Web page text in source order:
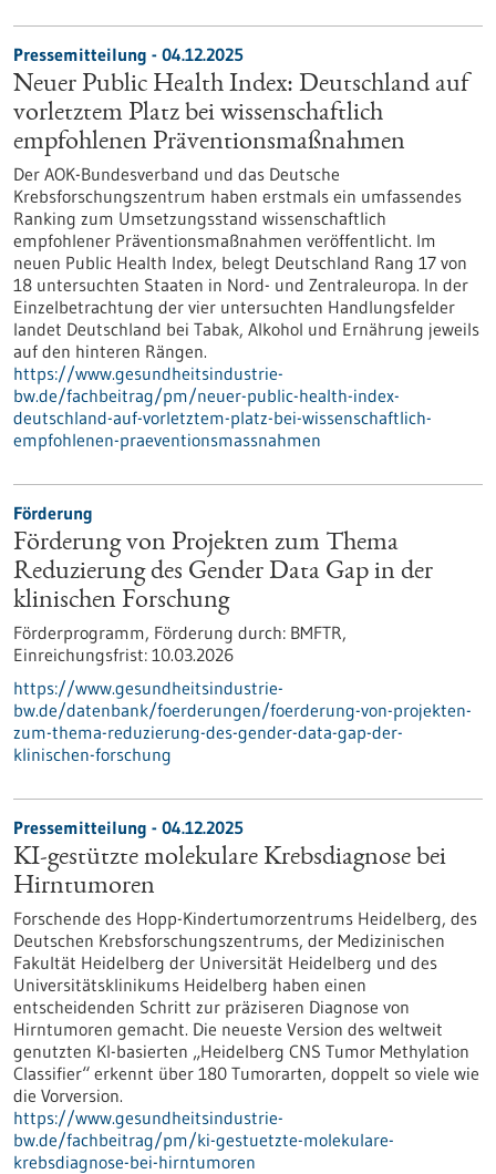
Pressemitteilung - 04.12.2025
Neuer Public Health Index: Deutschland auf
vorletztem Platz bei wissenschaftlich
empfohlenen Präventionsmaßnahmen
Der AOK-Bundesverband und das Deutsche
Krebsforschungszentrum haben erstmals ein umfassendes
Ranking zum Umsetzungsstand wissenschaftlich
empfohlener Präventionsmaßnahmen veröffentlicht. Im
neuen Public Health Index, belegt Deutschland Rang 17 von
18 untersuchten Staaten in Nord- und Zentraleuropa. In der
Einzelbetrachtung der vier untersuchten Handlungsfelder
landet Deutschland bei Tabak, Alkohol und Ernährung jeweils
auf den hinteren Rängen.
https://www.gesundheitsindustrie-
bw.de/fachbeitrag/pm/neuer-public-health-index-
deutschland-auf-vorletztem-platz-bei-wissenschaftlich-
empfohlenen-praeventionsmassnahmen
Förderung
Förderung von Projekten zum Thema
Reduzierung des Gender Data Gap in der
klinischen Forschung
Förderprogramm, Förderung durch: BMFTR,
Einreichungsfrist: 10.03.2026
https://www.gesundheitsindustrie-
bw.de/datenbank/foerderungen/foerderung-von-projekten-
zum-thema-reduzierung-des-gender-data-gap-der-
klinischen-forschung
Pressemitteilung - 04.12.2025
KI-gestützte molekulare Krebsdiagnose bei
Hirntumoren
Forschende des Hopp-Kindertumorzentrums Heidelberg, des
Deutschen Krebsforschungszentrums, der Medizinischen
Fakultät Heidelberg der Universität Heidelberg und des
Universitätsklinikums Heidelberg haben einen
entscheidenden Schritt zur präziseren Diagnose von
Hirntumoren gemacht. Die neueste Version des weltweit
genutzten KI-basierten „Heidelberg CNS Tumor Methylation
Classifier“ erkennt über 180 Tumorarten, doppelt so viele wie
die Vorversion.
https://www.gesundheitsindustrie-
bw.de/fachbeitrag/pm/ki-gestuetzte-molekulare-
krebsdiagnose-bei-hirntumoren